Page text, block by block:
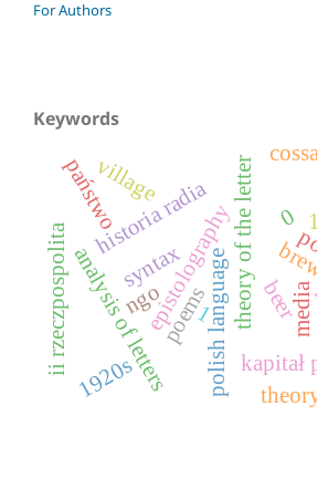
For Authors
Keywords
beer
theory of the letter
epistolography
analysis of letters
historia radia
ii rzeczpospolita media
państwo 0
syntax polish language kapitał
village
poems
1
1920s
ngo